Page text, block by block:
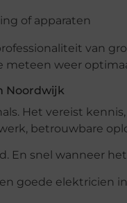
of apparaten
van
meteen weer
Noordwijk
Het vereist
betrouwbare
En snel wanneer
goede elektricien